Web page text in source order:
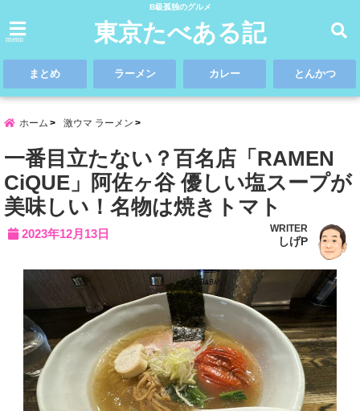
B級孤独のグルメ
menu 東京たべある記
まとめ ラーメン カレー とんかつ
ホーム 激ウマ ラーメン
一番目立たない？百名店「RAMEN
CiQUE」阿佐ヶ谷 優しい塩スープが
美味しい！名物は焼きトマト
2023年12月13日 WRITER
しげP